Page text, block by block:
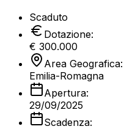
Scaduto
Dotazione:
€ 300.000
Area Geografica:
Emilia-Romagna
Apertura:
29/09/2025
Scadenza: